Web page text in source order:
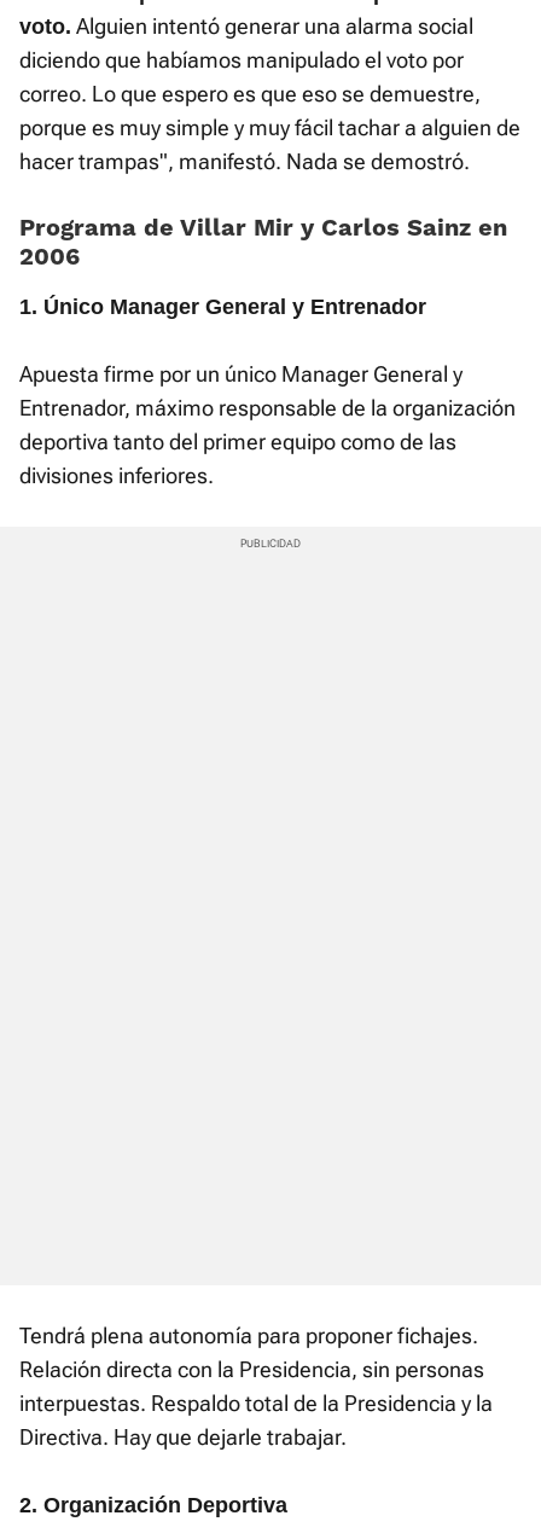
voto. Alguien intentó generar una alarma social
diciendo que habíamos manipulado el voto por
correo. Lo que espero es que eso se demuestre,
porque es muy simple y muy fácil tachar a alguien de
hacer trampas", manifestó. Nada se demostró.
Programa de Villar Mir y Carlos Sainz en
2006
1. Único Manager General y Entrenador
Apuesta firme por un único Manager General y
Entrenador, máximo responsable de la organización
deportiva tanto del primer equipo como de las
divisiones inferiores.
Tendrá plena autonomía para proponer fichajes.
Relación directa con la Presidencia, sin personas
interpuestas. Respaldo total de la Presidencia y la
Directiva. Hay que dejarle trabajar.
2. Organización Deportiva